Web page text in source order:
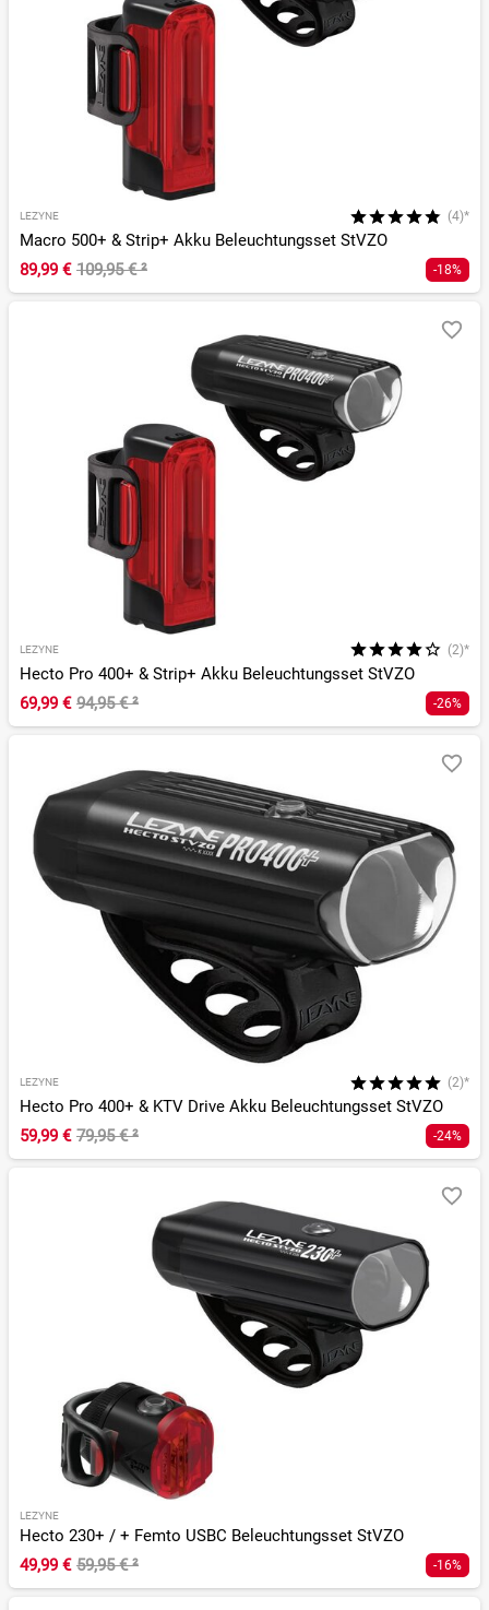
LEZYNE (4)*
Macro 500+ & Strip+ Akku Beleuchtungsset StVZO
89,99 € 109,95 €² -18%
LEZYNE (2)*
Hecto Pro 400+ & Strip+ Akku Beleuchtungsset StVZO
69,99 € 94,95 €² -26%
LEZYNE (2)*
Hecto Pro 400+ & KTV Drive Akku Beleuchtungsset StVZO
59,99 € 79,95 €² -24%
LEZYNE
Hecto 230+ / + Femto USBC Beleuchtungsset StVZO
49,99 € 59,95 €² -16%